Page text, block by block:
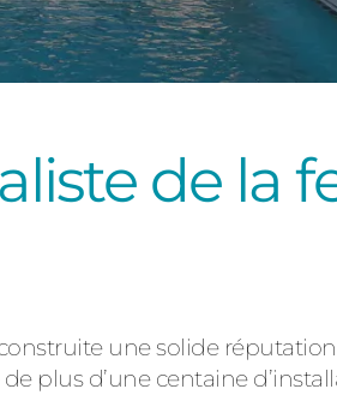
de la
une solide
plus d’une centaine